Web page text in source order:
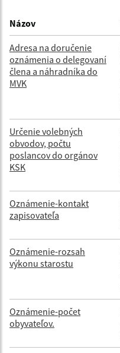
Názov
Adresa na doručenie
oznámenia o delegovaní
člena a náhradníka do
MVK
Určenie volebných
obvodov, počtu
poslancov do orgánov
KSK
Oznámenie-kontakt
zapisovateľa
Oznámenie-rozsah
výkonu starostu
Oznámenie-počet
obyvateľov.